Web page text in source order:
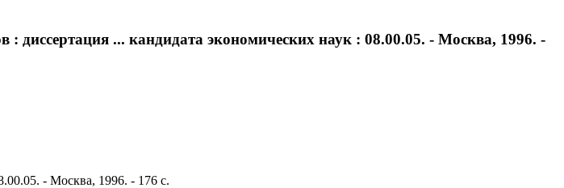
... кандидата экономических наук : 08.00.05. - Москва, 1996. -
- Москва, 1996. - 176 с.